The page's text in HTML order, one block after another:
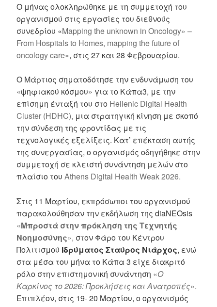
Ο μήνας ολοκληρώθηκε με τη συμμετοχή του
οργανισμού στις εργασίες του διεθνούς
συνεδρίου «Mapping the unknown in Oncology» –
From Hospitals to Homes, mapping the future of
oncology care», στις 27 και 28 Φεβρουαρίου.
Ο Μάρτιος σηματοδότησε την ενδυνάμωση του
«ψηφιακού κόσμου» για το Κάπα3, με την
επίσημη ένταξή του στο Hellenic Digital Health
Cluster (HDHC), μια στρατηγική κίνηση με σκοπό
την σύνδεση της φροντίδας με τις
τεχνολογικές εξελίξεις. Κατ’ επέκταση αυτής
της συνεργασίας, ο οργανισμός οδηγήθηκε στην
συμμετοχή σε κλειστή συνάντηση μελών στο
πλαίσιο τουAthens Digital Health Weak 2026.
Στις 11 Μαρτίου, εκπρόσωποι του οργανισμού
παρακολούθησαν την εκδήλωση της diaNEOsis
«Μπροστά στην πρόκληση της Τεχνητής
Νοημοσύνης», στον Φάρο του Κέντρου
Πολιτισμού Ιδρύματος Σταύρος Νιάρχος, ενώ
στα μέσα του μήνα το Κάπα 3 είχε διακριτό
ρόλο στην επιστημονική συνάντηση «Ο
Καρκίνος το 2026: Προκλήσεις και Ανατροπές».
Επιπλέον, στις 19- 20 Μαρτίου, ο οργανισμός